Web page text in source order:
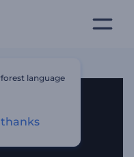
language
thanks